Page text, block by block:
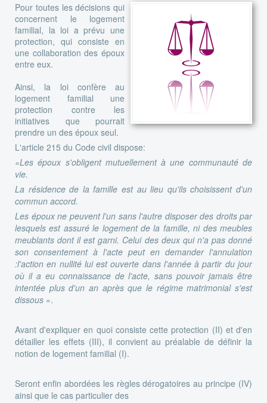
Pour toutes les décisions qui
concernent le logement
familial, la loi a prévu une
protection, qui consiste en
une collaboration des époux
entre eux.
Ainsi, la loi confère au
logement familial une
protection contre les
initiatives que pourrait
prendre un des époux seul.
L'article 215 du Code civil dispose:
«Les époux s'obligent mutuellement à une communauté de
vie.
La résidence de la famille est au lieu qu'ils choisissent d'un
commun accord.
Les époux ne peuvent l'un sans l'autre disposer des droits par
lesquels est assuré le logement de la famille, ni des meubles
meublants dont il est garni. Celui des deux qui n'a pas donné
son consentement à l'acte peut en demander l'annulation
:l'action en nullité lui est ouverte dans l'année à partir du jour
où il a eu connaissance de l'acte, sans pouvoir jamais être
intentée plus d'un an après que le régime matrimonial s'est
dissous ».
Avant d'expliquer en quoi consiste cette protection (II) et d'en
détailler les effets (III), il convient au préalable de définir la
notion de logement familial (I).
Seront enfin abordées les règles dérogatoires au principe (IV)
ainsi que le cas particulier des